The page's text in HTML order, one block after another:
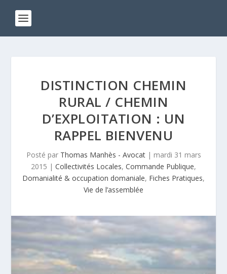
DISTINCTION CHEMIN
RURAL / CHEMIN
D’EXPLOITATION : UN
RAPPEL BIENVENU
Posté par Thomas Manhès - Avocat| mardi 31 mars
2015 | Collectivités Locales, Commande Publique,
Domanialité & occupation domaniale, Fiches Pratiques,
Vie de l’assemblée